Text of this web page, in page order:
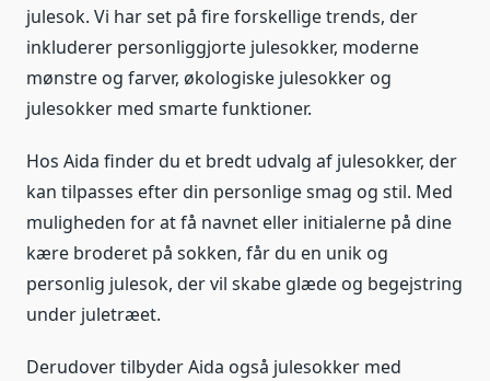
julesok. Vi har set på fire forskellige trends, der
inkluderer personliggjorte julesokker, moderne
mønstre og farver, økologiske julesokker og
julesokker med smarte funktioner.
Hos Aida finder du et bredt udvalg af julesokker, der
kan tilpasses efter din personlige smag og stil. Med
muligheden for at få navnet eller initialerne på dine
kære broderet på sokken, får du en unik og
personlig julesok, der vil skabe glæde og begejstring
under juletræet.
Derudover tilbyder Aida også julesokker med